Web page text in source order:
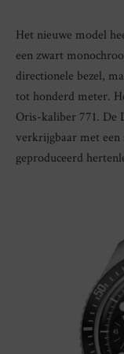
Het nieuwe model
een zwart
directionele bezel,
tot honderd meter.
Oris-kaliber 771. De
verkrijgbaar met een
geproduceerd